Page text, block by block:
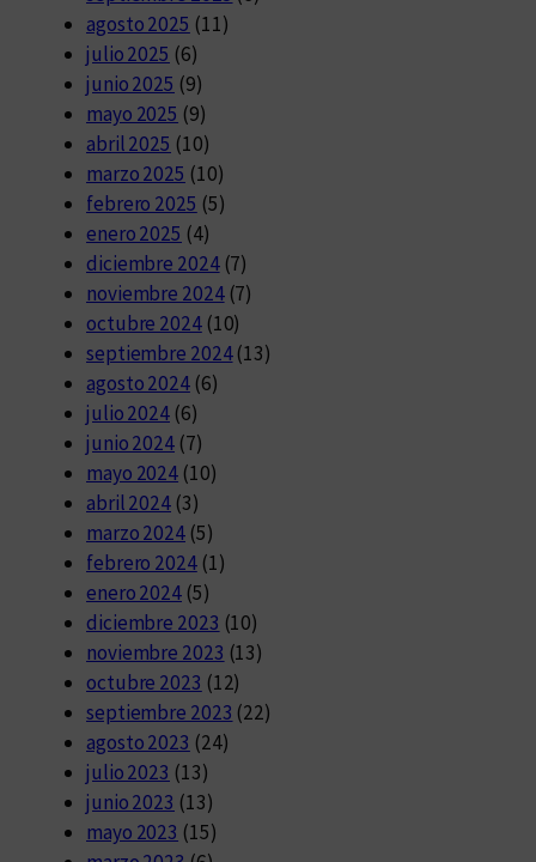
agosto 2025 (11)
julio 2025 (6)
junio 2025 (9)
mayo 2025 (9)
abril 2025 (10)
marzo 2025 (10)
febrero 2025 (5)
enero 2025 (4)
diciembre 2024(7)
noviembre 2024(7)
octubre 2024(10)
septiembre 2024(13)
agosto 2024(6)
julio 2024 (6)
junio 2024 (7)
mayo 2024 (10)
abril 2024 (3)
marzo 2024 (5)
febrero 2024(1)
enero 2024 (5)
diciembre 2023 (10)
noviembre 2023 (13)
octubre 2023 (12)
septiembre 2023 (22)
agosto 2023 (24)
julio 2023 (13)
junio 2023 (13)
mayo 2023 (15)